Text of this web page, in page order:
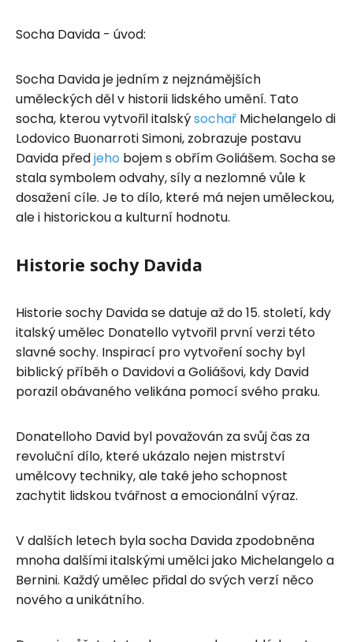
Socha Davida - úvod:
Socha Davida je jedním z nejznámějších
uměleckých děl v historii lidského umění. Tato
socha, kterou vytvořil italskýsochař Michelangelo di
Lodovico Buonarroti Simoni, zobrazuje postavu
Davida předjeho bojem s obřím Goliášem. Socha se
stala symbolem odvahy, síly a nezlomné vůle k
dosažení cíle. Je to dílo, které má nejen uměleckou,
ale i historickou a kulturní hodnotu.
Historie sochy Davida
Historie sochy Davida se datuje až do 15. století, kdy
italský umělec Donatello vytvořil první verzi této
slavné sochy. Inspirací pro vytvoření sochy byl
biblický příběh o Davidovi a Goliášovi, kdy David
porazil obávaného velikána pomocí svého praku.
Donatelloho David byl považován za svůj čas za
revoluční dílo, které ukázalo nejen mistrství
umělcovy techniky, ale také jeho schopnost
zachytit lidskou tvářnost a emocionální výraz.
V dalších letech byla socha Davida zpodobněna
mnoha dalšími italskými umělci jako Michelangelo a
Bernini. Každý umělec přidal do svých verzí něco
nového a unikátního.